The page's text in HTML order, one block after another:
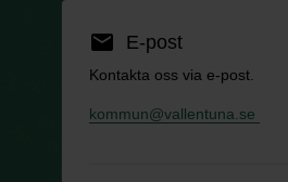
email E-post
Kontakta oss via e-post.
kommun@vallentuna.se